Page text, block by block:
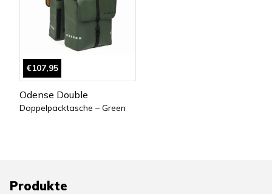
€107,95
Odense Double
Doppelpacktasche – Green
Produkte